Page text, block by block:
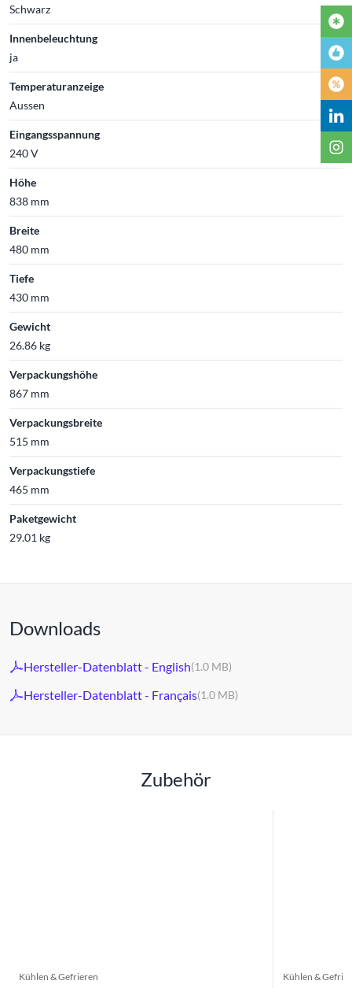
Schwarz
Innenbeleuchtung
ja
Temperaturanzeige
Aussen
Eingangsspannung
240 V
Höhe
838 mm
Breite
480 mm
Tiefe
430 mm
Gewicht
26.86 kg
Verpackungshöhe
867 mm
Verpackungsbreite
515 mm
Verpackungstiefe
465 mm
Paketgewicht
29.01 kg
Downloads
Hersteller-Datenblatt - English(1.0 MB)
Hersteller-Datenblatt - Français(1.0 MB)
Zubehör
Kühlen & Gefrieren Kühlen &